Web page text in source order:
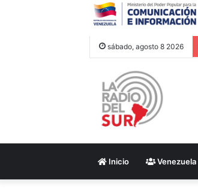
sábado, agosto 8 2026
Inicio Venezuela